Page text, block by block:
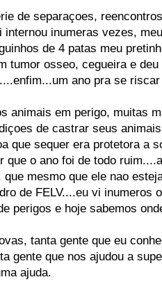
de separaçoes,
inumeras vezes,
de 4 patas meu
tumor osseo, cegueira e deu
ano pra se
animais em perigo, muitas
de castrar seus
que sequer era protetora a
o ano foi de todo
mesmo que ele nao
de FELV....eu vi inumeros
perigos e hoje sabemos
tanta gente que eu
gente que nos ajudou a
ajuda.